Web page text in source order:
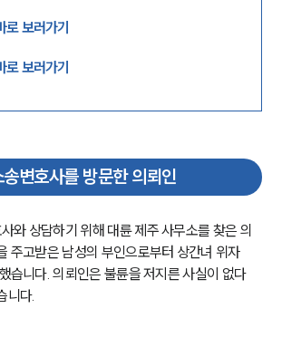
로 보러가기
로 보러가기
변호사를 방문한 의뢰인
와 상담하기 위해 대륜 제주 사무소를 찾은 의
주고받은 남성의 부인으로부터 상간녀 위자
습니다. 의뢰인은 불륜을 저지른 사실이 없다
니다.